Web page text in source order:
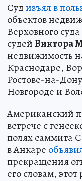
Судизъял в
объектов
Верховного
судейВиктора
недвижимость
Краснодаре,
Ростове-на-
Новгороде и
Американский
встрече с
полях саммита
в Анкаре
прекращения
его словам,